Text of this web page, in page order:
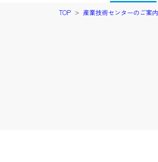
TOP 産業技術センターのご案内